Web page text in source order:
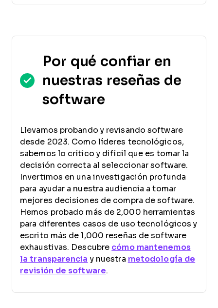
Por qué confiar en
nuestras reseñas de
software
Llevamos probando y revisando software
desde 2023. Como líderes tecnológicos,
sabemos lo crítico y difícil que es tomar la
decisión correcta al seleccionar software.
Invertimos en una investigación profunda
para ayudar a nuestra audiencia a tomar
mejores decisiones de compra de software.
Hemos probado más de 2,000 herramientas
para diferentes casos de uso tecnológicos y
escrito más de 1,000 reseñas de software
exhaustivas. Descubre cómo mantenemos
la transparencia y nuestra metodología de
revisión de software.